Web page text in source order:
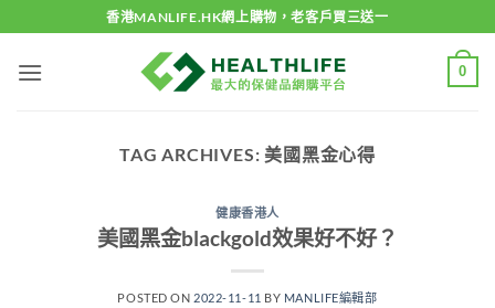
to
content
香港MANLIFE.HK網上購物，老客戶買三送一
0
TAG ARCHIVES: 美國黑金心得
健康香港人
美國黑金blackgold效果好不好？
POSTED ON 2022-11-11 BY MANLIFE編輯部